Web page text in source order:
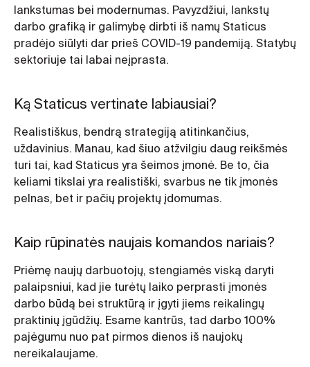
lankstumas bei modernumas. Pavyzdžiui, lankstų
darbo grafiką ir galimybę dirbti iš namų Staticus
pradėjo siūlyti dar prieš COVID-19 pandemiją. Statybų
sektoriuje tai labai neįprasta.
Ką Staticus vertinate labiausiai?
Realistiškus, bendrą strategiją atitinkančius,
uždavinius. Manau, kad šiuo atžvilgiu daug reikšmės
turi tai, kad Staticus yra šeimos įmonė. Be to, čia
keliami tikslai yra realistiški, svarbus ne tik įmonės
pelnas, bet ir pačių projektų įdomumas.
Kaip rūpinatės naujais komandos nariais?
Priėmę naujų darbuotojų, stengiamės viską daryti
palaipsniui, kad jie turėtų laiko perprasti įmonės
darbo būdą bei struktūrą ir įgyti jiems reikalingų
praktinių įgūdžių. Esame kantrūs, tad darbo 100%
pajėgumu nuo pat pirmos dienos iš naujokų
nereikalaujame.